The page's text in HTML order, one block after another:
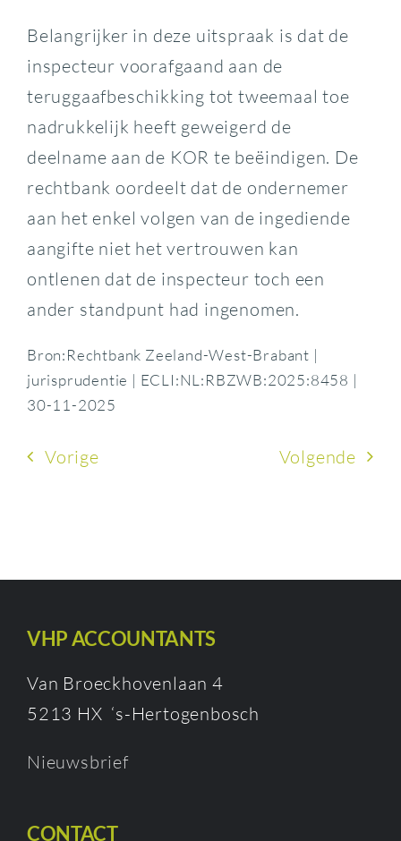
Belangrijker in deze uitspraak is dat de
inspecteur voorafgaand aan de
teruggaafbeschikking tot tweemaal toe
nadrukkelijk heeft geweigerd de
deelname aan de KOR te beëindigen. De
rechtbank oordeelt dat de ondernemer
aan het enkel volgen van de ingediende
aangifte niet het vertrouwen kan
ontlenen dat de inspecteur toch een
ander standpunt had ingenomen.
Bron:Rechtbank Zeeland-West-Brabant |
jurisprudentie | ECLI:NL:RBZWB:2025:8458 |
30-11-2025
Vorige Volgende
VHP ACCOUNTANTS
Van Broeckhovenlaan 4
5213 HX ‘s-Hertogenbosch
Nieuwsbrief
CONTACT